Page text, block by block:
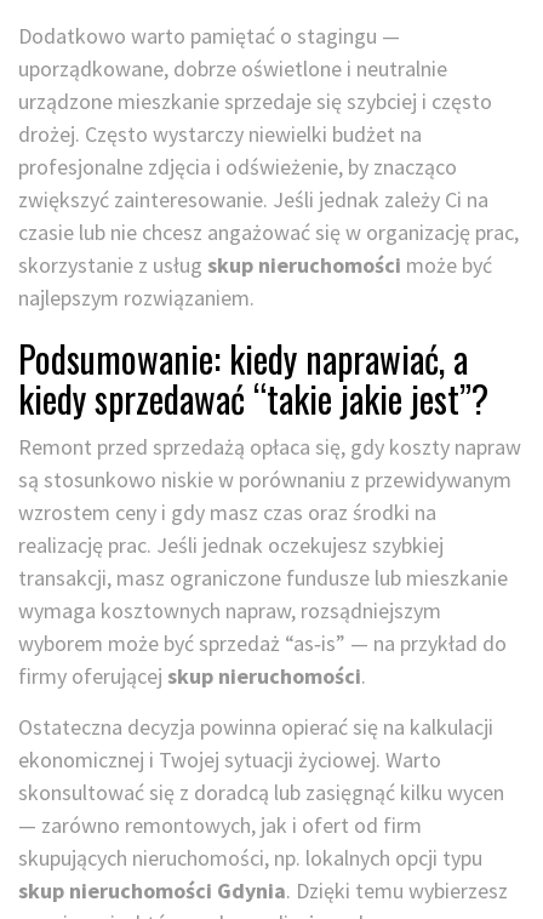
Dodatkowo warto pamiętać o stagingu —
uporządkowane, dobrze oświetlone i neutralnie
urządzone mieszkanie sprzedaje się szybciej i często
drożej. Często wystarczy niewielki budżet na
profesjonalne zdjęcia i odświeżenie, by znacząco
zwiększyć zainteresowanie. Jeśli jednak zależy Ci na
czasie lub nie chcesz angażować się w organizację prac,
skorzystanie z usług skup nieruchomości może być
najlepszym rozwiązaniem.
Podsumowanie: kiedy naprawiać, a
kiedy sprzedawać “takie jakie jest”?
Remont przed sprzedażą opłaca się, gdy koszty napraw
są stosunkowo niskie w porównaniu z przewidywanym
wzrostem ceny i gdy masz czas oraz środki na
realizację prac. Jeśli jednak oczekujesz szybkiej
transakcji, masz ograniczone fundusze lub mieszkanie
wymaga kosztownych napraw, rozsądniejszym
wyborem może być sprzedaż “as‑is” — na przykład do
firmy oferującej skup nieruchomości.
Ostateczna decyzja powinna opierać się na kalkulacji
ekonomicznej i Twojej sytuacji życiowej. Warto
skonsultować się z doradcą lub zasięgnąć kilku wycen
— zarówno remontowych, jak i ofert od firm
skupujących nieruchomości, np. lokalnych opcji typu
skup nieruchomości Gdynia. Dzięki temu wybierzesz